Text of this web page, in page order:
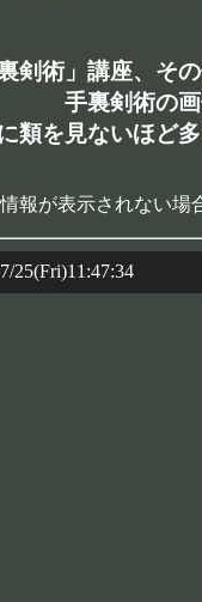
裏剣術」講座、そ
手裏剣術の画
類を見ないほど
報が表示されない場
25(Fri)11:47:34